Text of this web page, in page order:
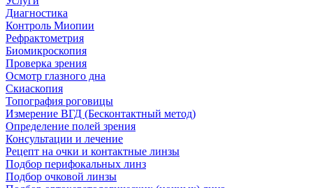
Диагностика
Контроль Миопии
Рефрактометрия
Биомикроскопия
Проверка зрения
Осмотр глазного дна
Скиаскопия
Топография роговицы
Измерение ВГД (Бесконтактный метод)
Определение полей зрения
Консультации и лечение
Рецепт на очки и контактные линзы
Подбор перифокальных линз
Подбор очковой линзы